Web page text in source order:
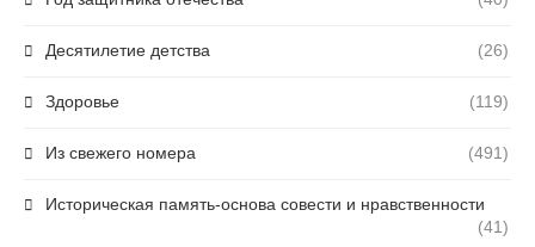
Десятилетие детства (26)
Здоровье (119)
Из свежего номера (491)
Историческая память-основа совести и нравственности
(41)